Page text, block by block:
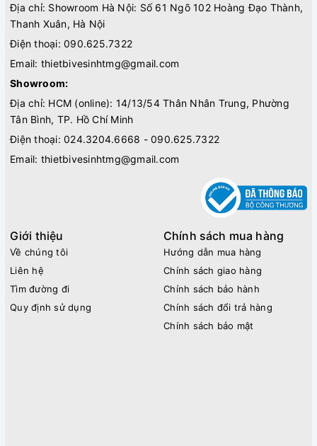
Địa chỉ: Showroom Hà Nội: Số 61 Ngõ 102 Hoàng Đạo Thành,
Thanh Xuân, Hà Nội
Điện thoại: 090.625.7322
Email: thietbivesinhtmg@gmail.com
Showroom:
Địa chỉ: HCM (online): 14/13/54 Thân Nhân Trung, Phường
Tân Bình, TP. Hồ Chí Minh
Điện thoại: 024.3204.6668 - 090.625.7322
Email: thietbivesinhtmg@gmail.com
Giới thiệu
Về chúng tôi
Liên hệ
Tìm đường đi
Quy định sử dụng
Chính sách mua hàng
Hướng dẫn mua hàng
Chính sách giao hàng
Chính sách bảo hành
Chính sách đổi trả hàng
Chính sách bảo mật